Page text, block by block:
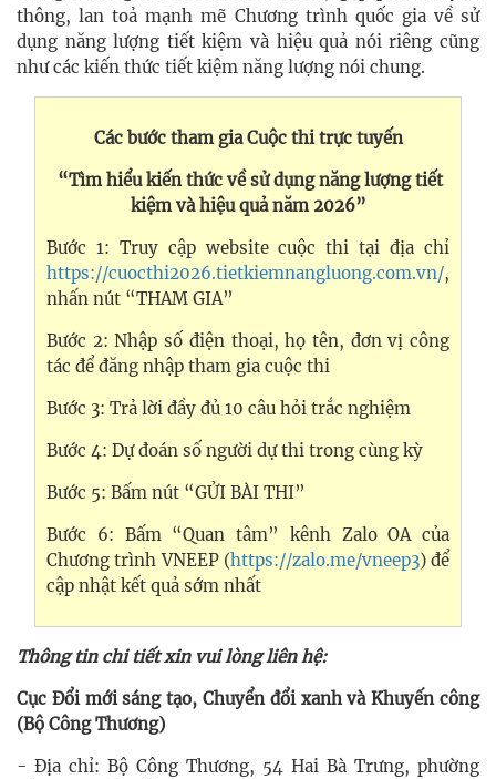
thông, lan toả mạnh mẽ Chương trình quốc gia về sử
dụng năng lượng tiết kiệm và hiệu quả nói riêng cũng
như các kiến thức tiết kiệm năng lượng nói chung.
Các bước tham gia Cuộc thi trực tuyến
“Tìm hiểu kiến thức về sử dụng năng lượng tiết
kiệm và hiệu quả năm 2026”
Bước 1: Truy cập website cuộc thi tại địa chỉ
https://cuocthi2026.tietkiemnangluong.com.vn/,
nhấn nút “THAM GIA”
Bước 2: Nhập số điện thoại, họ tên, đơn vị công
tác để đăng nhập tham gia cuộc thi
Bước 3: Trả lời đầy đủ 10 câu hỏi trắc nghiệm
Bước 4: Dự đoán số người dự thi trong cùng kỳ
Bước 5: Bấm nút “GỬI BÀI THI”
Bước 6: Bấm “Quan tâm” kênh Zalo OA của
Chương trình VNEEP (https://zalo.me/vneep3) để
cập nhật kết quả sớm nhất
Thông tin chi tiết xin vui lòng liên hệ:
Cục Đổi mới sáng tạo, Chuyển đổi xanh và Khuyến công
(Bộ Công Thương)
- Địa chỉ: Bộ Công Thương, 54 Hai Bà Trưng, phường